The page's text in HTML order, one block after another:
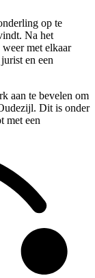
op te
Na het
met elkaar
en een
aan te bevelen om
Dit is onder
met een